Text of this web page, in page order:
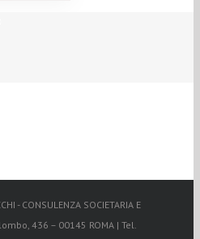
- CONSULENZA SOCIETARIA E
436 – 00145 ROMA | Tel.